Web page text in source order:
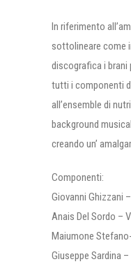
In riferimento
sottolineare come
discografica i brani
tutti i componenti
all’ensemble di
background
creando un’
Componenti:
Giovanni Ghizzani
Anais Del Sordo –
Maiumone
Giuseppe Sardina